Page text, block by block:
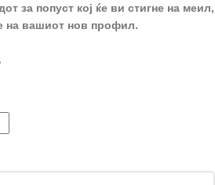
за попуст кој ќе ви стигне на меил,
на вашиот нов профил.